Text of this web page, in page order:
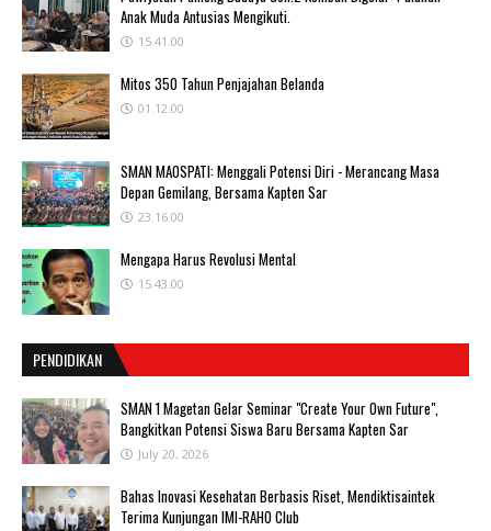
Anak Muda Antusias Mengikuti.
15.41.00
Mitos 350 Tahun Penjajahan Belanda
01.12.00
SMAN MAOSPATI: Menggali Potensi Diri - Merancang Masa
Depan Gemilang, Bersama Kapten Sar
23.16.00
Mengapa Harus Revolusi Mental
15.43.00
PENDIDIKAN
SMAN 1 Magetan Gelar Seminar "Create Your Own Future",
Bangkitkan Potensi Siswa Baru Bersama Kapten Sar
July 20, 2026
Bahas Inovasi Kesehatan Berbasis Riset, Mendiktisaintek
Terima Kunjungan IMI-RAHO Club